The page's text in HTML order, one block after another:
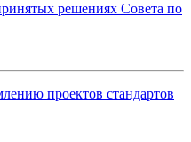
решениях Совета по
проектов стандартов